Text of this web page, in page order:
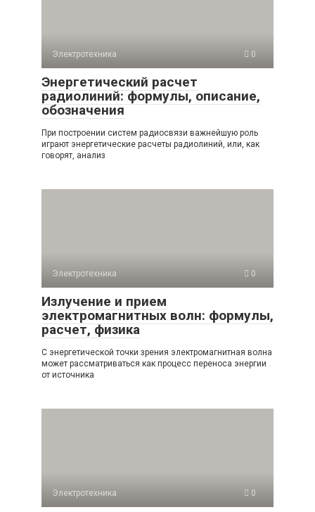
Электротехника 0
Энергетический расчет
радиолиний: формулы, описание,
обозначения
При построении систем радиосвязи важнейшую роль
играют энергетические расчеты радиолиний, или, как
говорят, анализ
Электротехника 0
Излучение и прием
электромагнитных волн: формулы,
расчет, физика
С энергетической точки зрения электромагнитная волна
может рассматриваться как процесс переноса энергии
от источника
Электротехника 0